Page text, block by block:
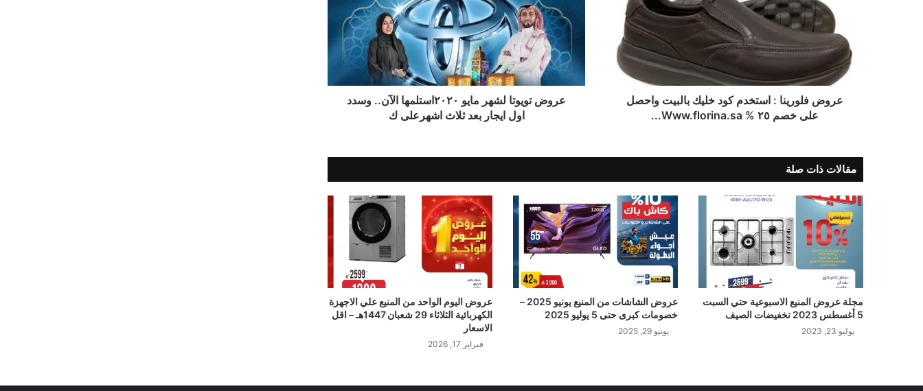
عروض فلورينا : استخدم كود خليك بالبيت واحصل
على خصم ٢٥ % Www.florina.sa...
عروض تويوتا لشهر مايو ٢٠٢٠استلمها الآن.. وسدد
اول ايجار بعد ثلاث اشهرعلى ك
مقالات ذات صلة
مجلة عروض المنيع الاسبوعية حتي السبت
5 أغسطس 2023 تخفيضات الصيف
يوليو 23, 2023
عروض الشاشات من المنيع يونيو 2025 –
خصومات كبرى حتى 5 يوليو 2025
يونيو 29, 2025
عروض اليوم الواحد من المنيع علي الاجهزة
الكهربائية الثلاثاء 29 شعبان 1447هـ – اقل
الاسعار
فبراير 17, 2026